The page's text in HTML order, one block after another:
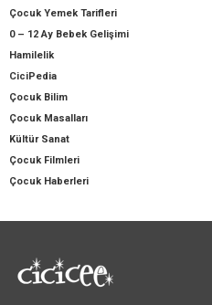
Çocuk Yemek Tarifleri
0 – 12 Ay Bebek Gelişimi
Hamilelik
CiciPedia
Çocuk Bilim
Çocuk Masalları
Kültür Sanat
Çocuk Filmleri
Çocuk Haberleri